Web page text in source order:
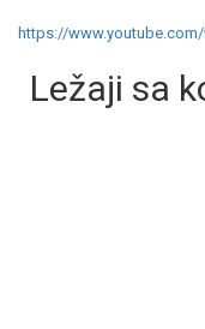
https://
Ležaji sa